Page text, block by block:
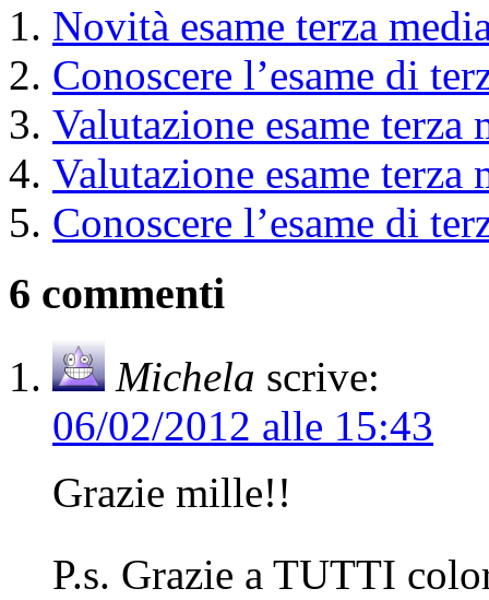
Novità esame terza
Conoscere l’esame di
Valutazione esame terza
Valutazione esame terza
Conoscere l’esame di
6 commenti
Michela scrive:
06/02/2012 alle 15:43
Grazie mille!!
P.s. Grazie a TUTTI